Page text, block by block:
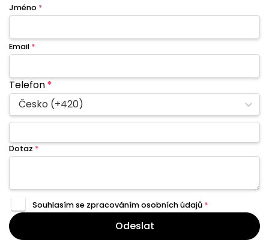
Jméno *
Email *
Telefon*
Česko (+420)
Dotaz *
Souhlasím se zpracovánímosobních údajů *
Odeslat